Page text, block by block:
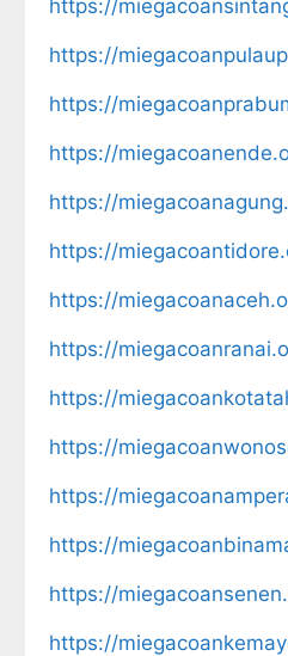
https://
https://
https://
https://
https://
https://
https://
https://
https://
https://
https://
https://
https://
https://